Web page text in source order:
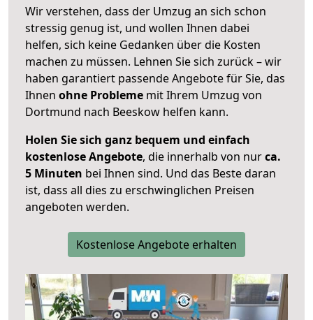
Wir verstehen, dass der Umzug an sich schon
stressig genug ist, und wollen Ihnen dabei
helfen, sich keine Gedanken über die Kosten
machen zu müssen. Lehnen Sie sich zurück – wir
haben garantiert passende Angebote für Sie, das
Ihnen ohne Probleme mit Ihrem Umzug von
Dortmund nach Beeskow helfen kann.
Holen Sie sich ganz bequem und einfach
kostenlose Angebote, die innerhalb von nurca.
5 Minuten bei Ihnen sind. Und das Beste daran
ist, dass all dies zu erschwinglichen Preisen
angeboten werden.
Kostenlose Angebote erhalten